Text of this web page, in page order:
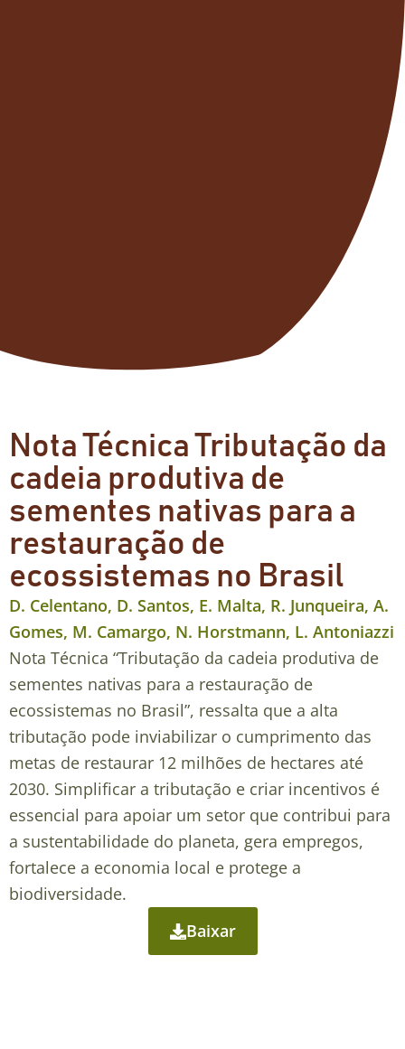
Nota Técnica Tributação da
cadeia produtiva de
sementes nativas para a
restauração de
ecossistemas no Brasil
D. Celentano, D. Santos, E. Malta, R. Junqueira, A.
Gomes, M. Camargo, N. Horstmann, L. Antoniazzi
Nota Técnica “Tributação da cadeia produtiva de
sementes nativas para a restauração de
ecossistemas no Brasil”, ressalta que a alta
tributação pode inviabilizar o cumprimento das
metas de restaurar 12 milhões de hectares até
2030. Simplificar a tributação e criar incentivos é
essencial para apoiar um setor que contribui para
a sustentabilidade do planeta, gera empregos,
fortalece a economia local e protege a
biodiversidade.
Baixar